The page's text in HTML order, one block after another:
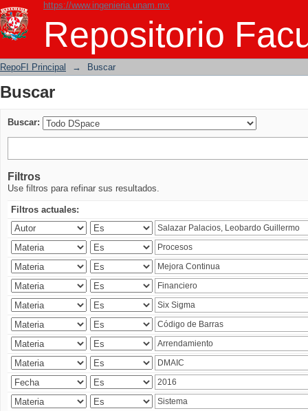
https://www.ingenieria.unam.mx
Repositorio
Buscar
RepoFI Principal → Buscar
Buscar
Buscar:
Filtros
Use filtros para refinar sus resultados.
Filtros actuales: